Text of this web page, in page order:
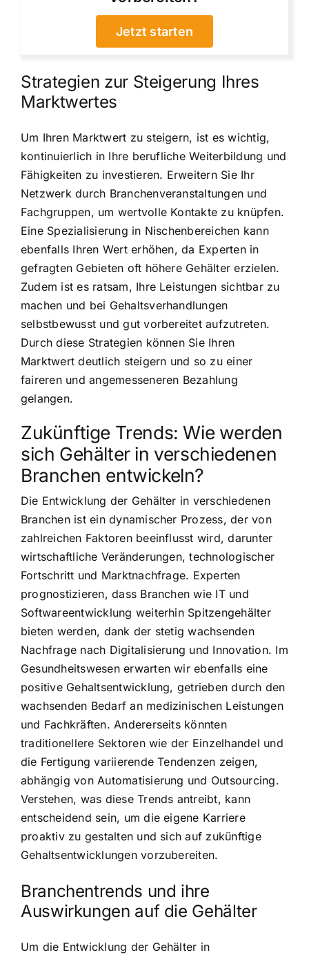
Jetzt starten
Strategien zur Steigerung Ihres
Marktwertes
Um Ihren Marktwert zu steigern, ist es wichtig,
kontinuierlich in Ihre berufliche Weiterbildung und
Fähigkeiten zu investieren. Erweitern Sie Ihr
Netzwerk durch Branchenveranstaltungen und
Fachgruppen, um wertvolle Kontakte zu knüpfen.
Eine Spezialisierung in Nischenbereichen kann
ebenfalls Ihren Wert erhöhen, da Experten in
gefragten Gebieten oft höhere Gehälter erzielen.
Zudem ist es ratsam, Ihre Leistungen sichtbar zu
machen und bei Gehaltsverhandlungen
selbstbewusst und gut vorbereitet aufzutreten.
Durch diese Strategien können Sie Ihren
Marktwert deutlich steigern und so zu einer
faireren und angemesseneren Bezahlung
gelangen.
Zukünftige Trends: Wie werden
sich Gehälter in verschiedenen
Branchen entwickeln?
Die Entwicklung der Gehälter in verschiedenen
Branchen ist ein dynamischer Prozess, der von
zahlreichen Faktoren beeinflusst wird, darunter
wirtschaftliche Veränderungen, technologischer
Fortschritt und Marktnachfrage. Experten
prognostizieren, dass Branchen wie IT und
Softwareentwicklung weiterhin Spitzengehälter
bieten werden, dank der stetig wachsenden
Nachfrage nach Digitalisierung und Innovation. Im
Gesundheitswesen erwarten wir ebenfalls eine
positive Gehaltsentwicklung, getrieben durch den
wachsenden Bedarf an medizinischen Leistungen
und Fachkräften. Andererseits könnten
traditionellere Sektoren wie der Einzelhandel und
die Fertigung variierende Tendenzen zeigen,
abhängig von Automatisierung und Outsourcing.
Verstehen, was diese Trends antreibt, kann
entscheidend sein, um die eigene Karriere
proaktiv zu gestalten und sich auf zukünftige
Gehaltsentwicklungen vorzubereiten.
Branchentrends und ihre
Auswirkungen auf die Gehälter
Um die Entwicklung der Gehälter in